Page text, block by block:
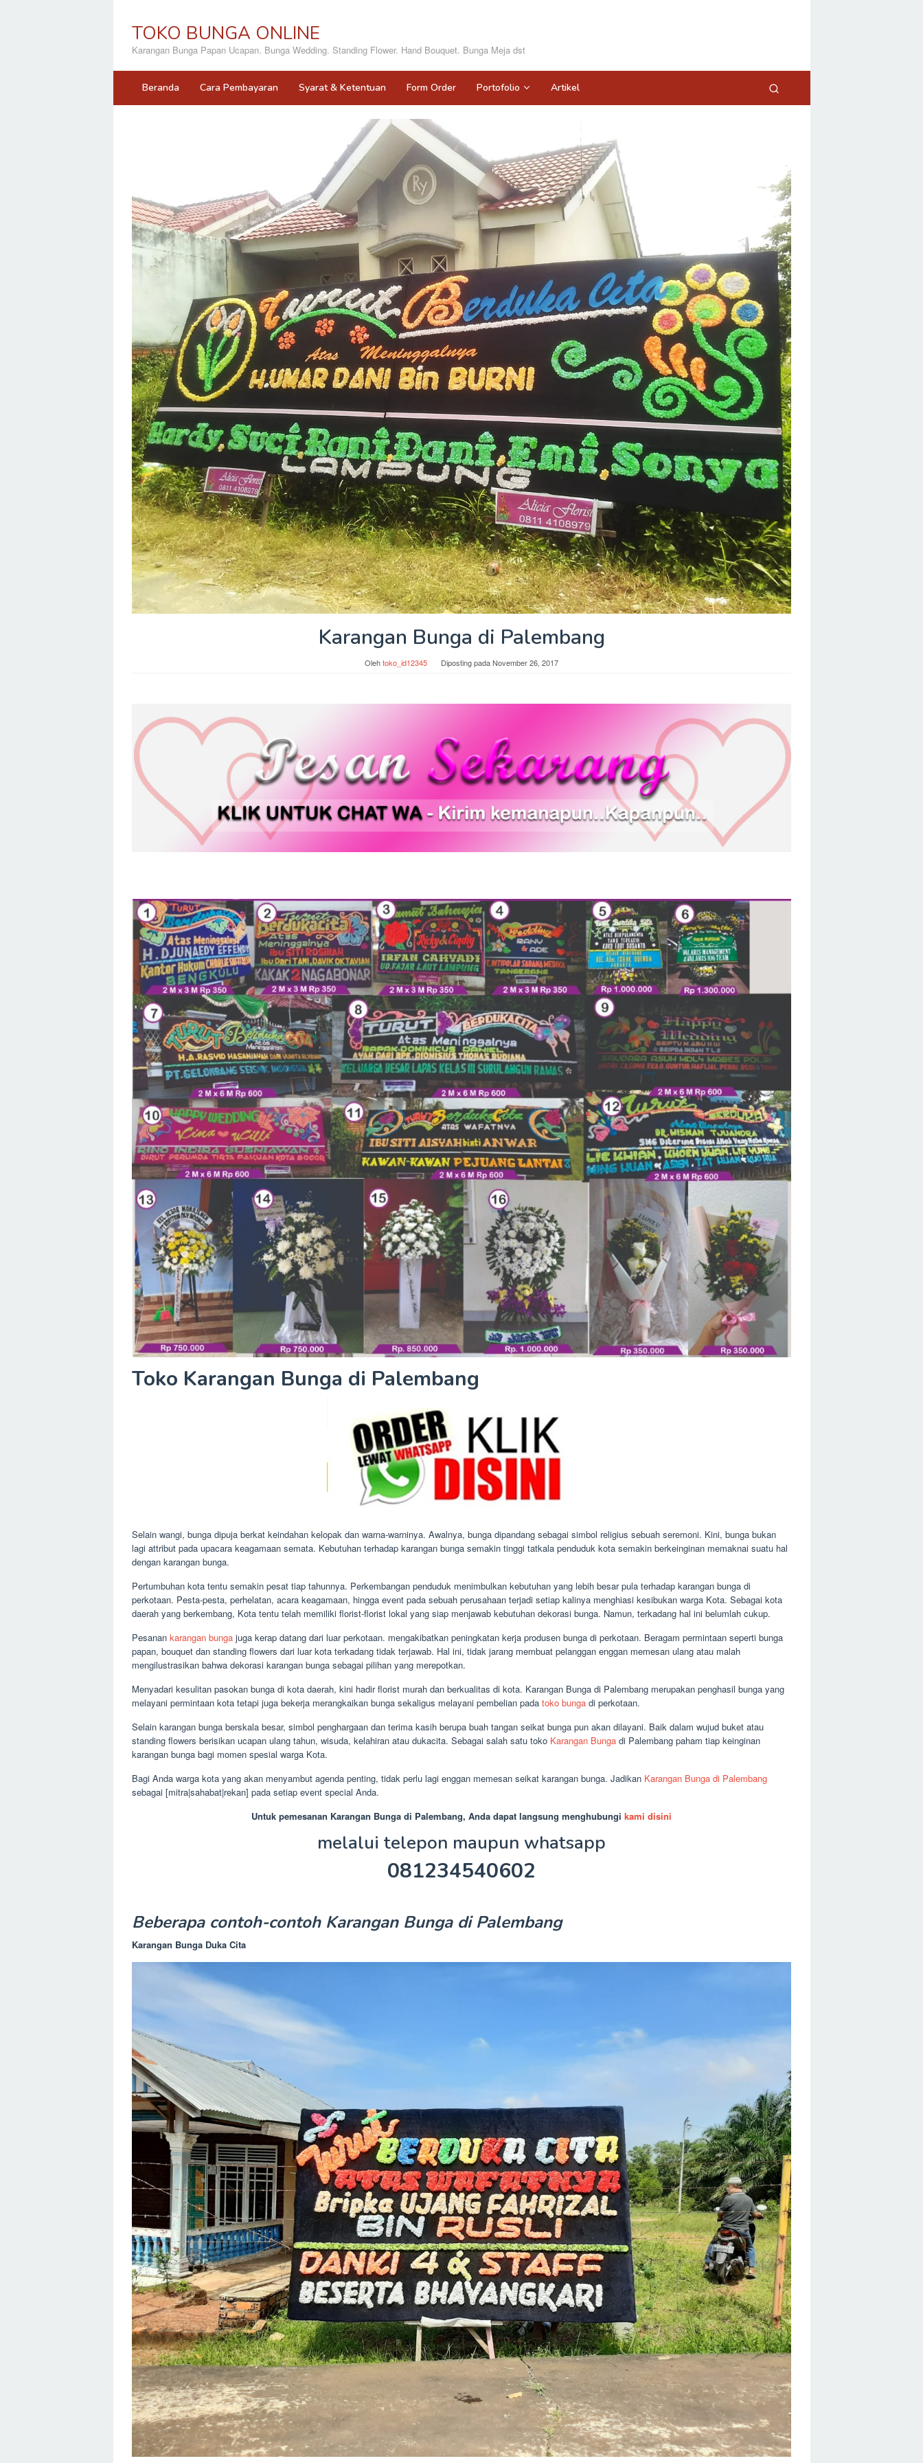
TOKO BUNGA ONLINE
Karangan Bunga Papan Ucapan. Bunga Wedding. Standing Flower. Hand Bouquet. Bunga Meja dst
Beranda Cara Pembayaran Syarat & Ketentuan Form Order Portofolio Artikel
Karangan Bunga di Palembang
Olehtoko_id12345 Diposting padaNovember 26, 2017
Toko Karangan Bunga di Palembang
Selain wangi, bunga dipuja berkat keindahan kelopak dan warna-warninya. Awalnya, bunga dipandang sebagai simbol religius sebuah seremoni. Kini, bunga bukan
lagi attribut pada upacara keagamaan semata. Kebutuhan terhadap karangan bunga semakin tinggi tatkala penduduk kota semakin berkeinginan memaknai suatu hal
dengan karangan bunga.
Pertumbuhan kota tentu semakin pesat tiap tahunnya. Perkembangan penduduk menimbulkan kebutuhan yang lebih besar pula terhadap karangan bunga di
perkotaan. Pesta-pesta, perhelatan, acara keagamaan, hingga event pada sebuah perusahaan terjadi setiap kalinya menghiasi kesibukan warga Kota. Sebagai kota
daerah yang berkembang, Kota tentu telah memiliki florist-florist lokal yang siap menjawab kebutuhan dekorasi bunga. Namun, terkadang hal ini belumlah cukup.
Pesanan karangan bunga juga kerap datang dari luar perkotaan. mengakibatkan peningkatan kerja produsen bunga di perkotaan. Beragam permintaan seperti bunga
papan, bouquet dan standing flowers dari luar kota terkadang tidak terjawab. Hal ini, tidak jarang membuat pelanggan enggan memesan ulang atau malah
mengilustrasikan bahwa dekorasi karangan bunga sebagai pilihan yang merepotkan.
Menyadari kesulitan pasokan bunga di kota daerah, kini hadir florist murah dan berkualitas di kota. Karangan Bunga di Palembang merupakan penghasil bunga yang
melayani permintaan kota tetapi juga bekerja merangkaikan bunga sekaligus melayani pembelian pada toko bunga di perkotaan.
Selain karangan bunga berskala besar, simbol penghargaan dan terima kasih berupa buah tangan seikat bunga pun akan dilayani. Baik dalam wujud buket atau
standing flowers berisikan ucapan ulang tahun, wisuda, kelahiran atau dukacita. Sebagai salah satu toko Karangan Bunga di Palembang paham tiap keinginan
karangan bunga bagi momen spesial warga Kota.
Bagi Anda warga kota yang akan menyambut agenda penting, tidak perlu lagi enggan memesan seikat karangan bunga. Jadikan Karangan Bunga di Palembang
sebagai [mitra|sahabat|rekan] pada setiap event special Anda.
Untuk pemesanan Karangan Bunga di Palembang, Anda dapat langsung menghubungi kami disini
melalui telepon maupun whatsapp
081234540602
Beberapa contoh-contoh Karangan Bunga di Palembang
Karangan Bunga Duka Cita